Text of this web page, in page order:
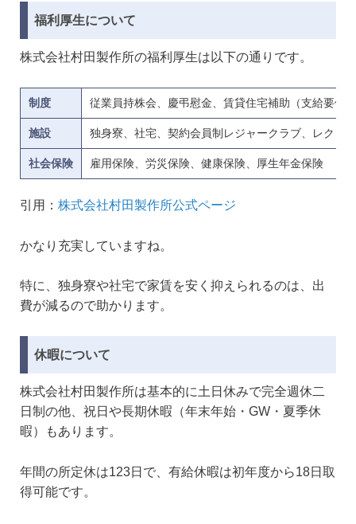
福利厚生について
株式会社村田製作所の福利厚生は以下の通りです。
制度 従業員持株会、慶弔慰金、賃貸住宅補助（支給要件
施設 独身寮、社宅、契約会員制レジャークラブ、レクリ
社会保険 雇用保険、労災保険、健康保険、厚生年金保険
引用： 株式会社村田製作所公式ページ
かなり充実していますね。
特に、独身寮や社宅で家賃を安く抑えられるのは、出
費が減るので助かります。
休暇について
株式会社村田製作所は基本的に土日休みで完全週休二
日制の他、祝日や長期休暇（年末年始・GW・夏季休
暇）もあります。
年間の所定休は123日で、有給休暇は初年度から18日取
得可能です。